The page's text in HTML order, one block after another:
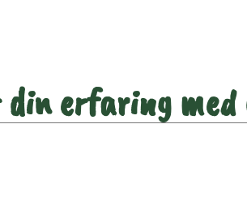
din erfaring